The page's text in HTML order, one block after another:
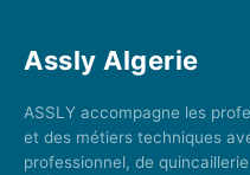
Assly Algerie
ASSLY accompagne les
et des métiers techniques
professionnel, de